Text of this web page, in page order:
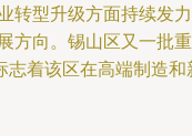
转型升级方面持续发
方向。锡山区又一批
志着该区在高端制造